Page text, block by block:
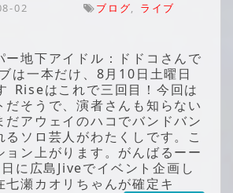
02 ブログ, ライブ
ー地下アイドル：ドドコさんで
は一本だけ、8月10日土曜日
Riseはこれで三回目！今回は
だそうで、演者さんも知らない
だアウェイのハコでバンドバン
るソロ芸人がわたくしです。こ
ョン上がります。がんばるーー
に広島Jiveでイベント企画し
七瀬カオリちゃんが確定キ